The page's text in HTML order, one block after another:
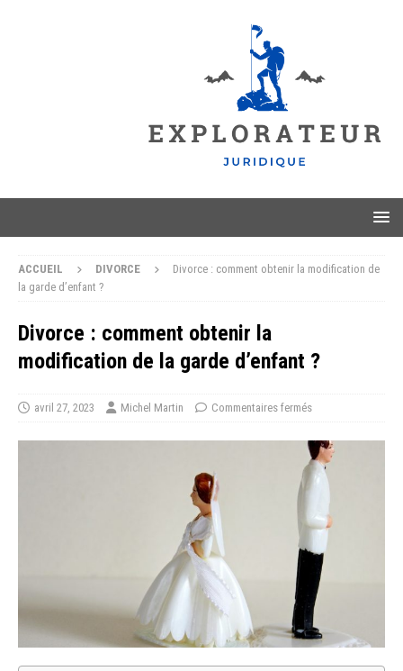
ACCUEIL DIVORCE
Divorce : comment obtenir la modification de
la garde d’enfant ?
Divorce : comment obtenir la
modification de la garde d’enfant ?
avril 27, 2023 Michel Martin Commentaires fermés